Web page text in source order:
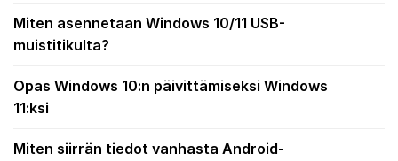
Miten asennetaan Windows 10/11 USB-
muistitikulta?
Opas Windows 10:n päivittämiseksi Windows
11:ksi
Miten siirrän tiedot vanhasta Android-